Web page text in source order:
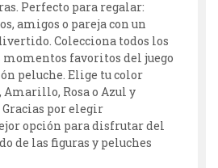
Perfecto para regalar:
amigos o pareja con un
Colecciona todos los
momentos favoritos del juego
peluche. Elige tu color
Rosa o Azul y
por elegir
opción para disfrutar del
de las figuras y peluches